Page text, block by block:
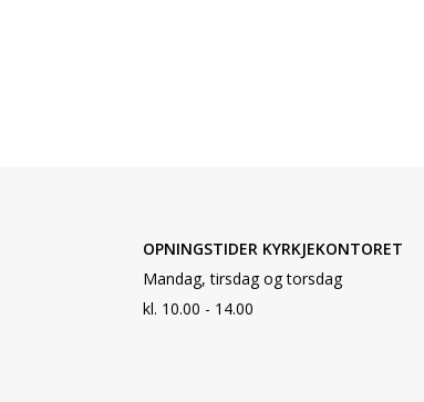
OPNINGSTIDER KYRKJEKONTORET
Mandag, tirsdag og torsdag
kl. 10.00 - 14.00